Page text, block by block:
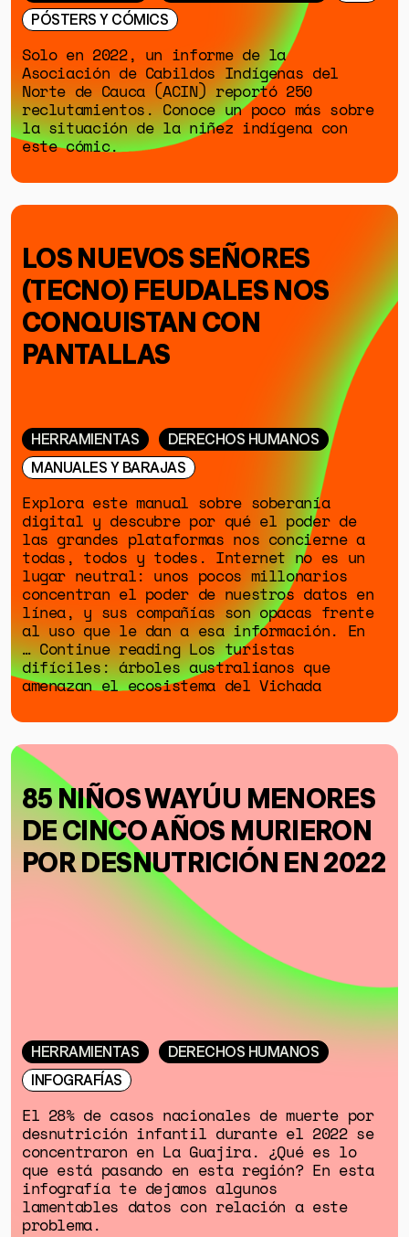
PÓSTERS Y CÓMICS
Solo en 2022, un informe de la
Asociación de Cabildos Indígenas del
Norte de Cauca (ACIN) reportó 250
reclutamientos. Conoce un poco más sobre
la situación de la niñez indígena con
este cómic.
LOS NUEVOS SEÑORES
(TECNO) FEUDALES NOS
CONQUISTAN CON
PANTALLAS
HERRAMIENTAS
DERECHOS HUMANOS
MANUALES Y BARAJAS
Explora este manual sobre soberanía
digital y descubre por qué el poder de
las grandes plataformas nos concierne a
todas, todos y todes. Internet no es un
lugar neutral: unos pocos millonarios
concentran el poder de nuestros datos en
línea, y sus compañías son opacas frente
al uso que le dan a esa información. En
… Continue reading Los turistas
difíciles: árboles australianos que
amenazan el ecosistema del Vichada
85 NIÑOS WAYÚU MENORES
DE CINCO AÑOS MURIERON
POR DESNUTRICIÓN EN 2022
HERRAMIENTAS
DERECHOS HUMANOS
INFOGRAFÍAS
El 28% de casos nacionales de muerte por
desnutrición infantil durante el 2022 se
concentraron en La Guajira. ¿Qué es lo
que está pasando en esta región? En esta
infografía te dejamos algunos
lamentables datos con relación a este
problema.